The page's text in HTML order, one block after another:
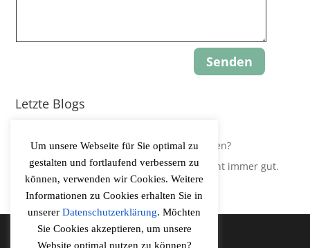
Senden
Letzte Blogs
Leidest Du an Hypokapnie, ohne es zu wissen?
Der Körper regelt Sauerstoffversorgung nicht immer gut.
Um unsere Webseite für Sie optimal zu
gestalten und fortlaufend verbessern zu
können, verwenden wir Cookies. Weitere
Informationen zu Cookies erhalten Sie in
unserer Datenschutzerklärung. Möchten
Sie Cookies akzeptieren, um unsere
Website optimal nutzen zu können?